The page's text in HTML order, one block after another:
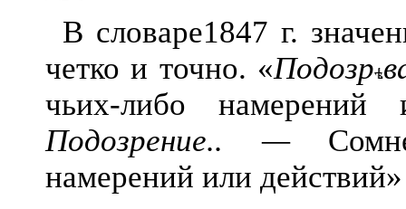
В словаре1847 г.
четко и точно. «Подозр
чьих-либо намерений
Подозрение.. —
намерений или